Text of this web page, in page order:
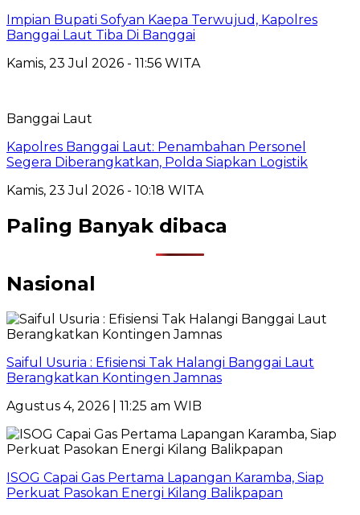
Impian Bupati Sofyan Kaepa Terwujud, Kapolres
Banggai Laut Tiba Di Banggai
Kamis, 23 Jul 2026 - 11:56 WITA
Banggai Laut
Kapolres Banggai Laut: Penambahan Personel
Segera Diberangkatkan, Polda Siapkan Logistik
Kamis, 23 Jul 2026 - 10:18 WITA
Paling Banyak dibaca
Nasional
Saiful Usuria : Efisiensi Tak Halangi Banggai Laut
Berangkatkan Kontingen Jamnas
Agustus 4, 2026 | 11:25 am WIB
ISOG Capai Gas Pertama Lapangan Karamba, Siap
Perkuat Pasokan Energi Kilang Balikpapan